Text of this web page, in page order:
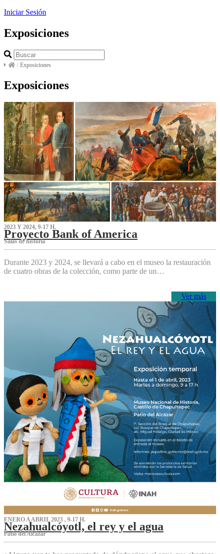
Iniciar Sesión
Exposiciones
/ Exposiciones
Exposiciones
2023 Y 2024, 9-17 H.
Proyecto Bank of America
S‌alas de historia
Durante 2023 y 2024, se llevará a cabo en el museo la restauración
de cuatro obras de la colección, como parte de un…
Ver más
ENERO A ABRIL 2023 , 9-17 H.
Nezahualcóyotl, el rey y el agua
Patio del Alcázar